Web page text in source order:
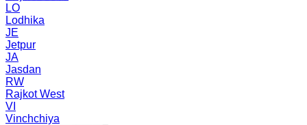
LO
Lodhika
JE
Jetpur
JA
Jasdan
RW
Rajkot West
VI
Vinchchiya